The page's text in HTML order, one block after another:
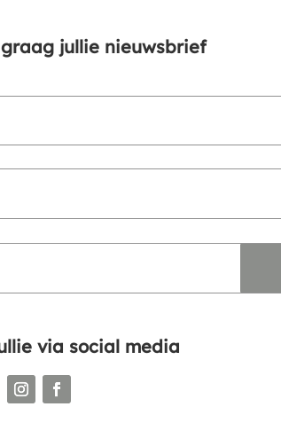
jullie nieuwsbrief
via social media